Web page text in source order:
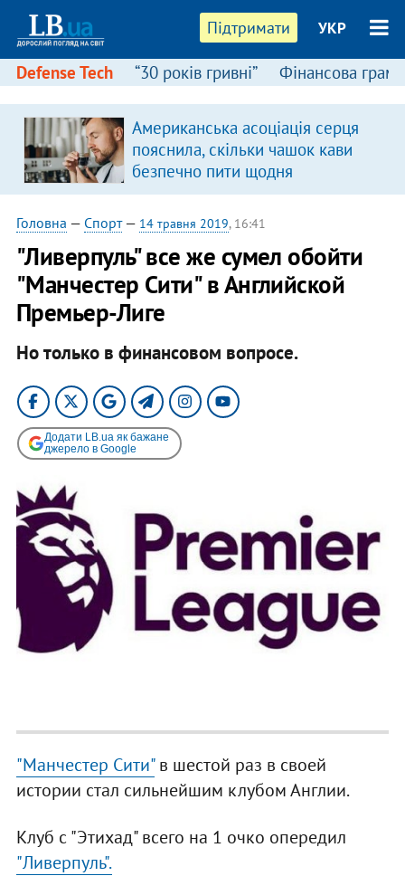
Підтримати УКР
Defense Tech “30 років гривні” Фінансова
Американська асоціація серця
пояснила, скільки чашок кави
безпечно пити щодня
Головна — Спорт— 14 травня 2019, 16:41
"Ливерпуль" все же сумел обойти
"Манчестер Сити" в Английской
Премьер-Лиге
Но только в финансовом вопросе.
Додати LB.ua як бажане
джерело в Google
"Манчестер Сити"в шестой раз в своей
истории стал сильнейшим клубом Англии.
Клуб с "Этихад" всего на 1 очко опередил
"Ливерпуль".